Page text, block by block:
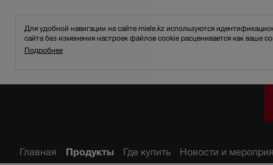
Для удобной навигации на сайте miele.kz используются
сайта без изменения настроек файлов cookie расценивается как ваше
Подробнее
Главная Продукты Где купить Новости и